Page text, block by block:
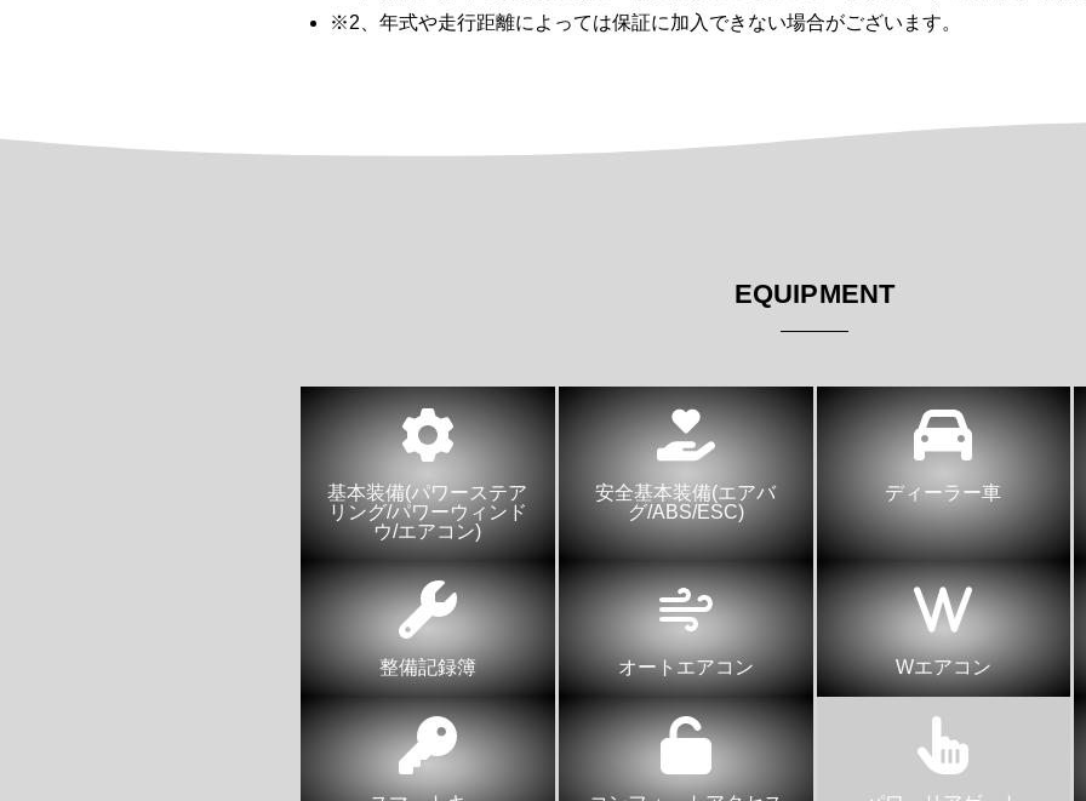
※2、年式や走行距離によっては保証に加入できない場合がございます。
EQUIPMENT
基本装備(パワーステア
リング/パワーウィンド
ウ/エアコン)
安全基本装備(エアバ
グ/ABS/ESC)
ディーラー車
整備記録簿 オートエアコン Wエアコン